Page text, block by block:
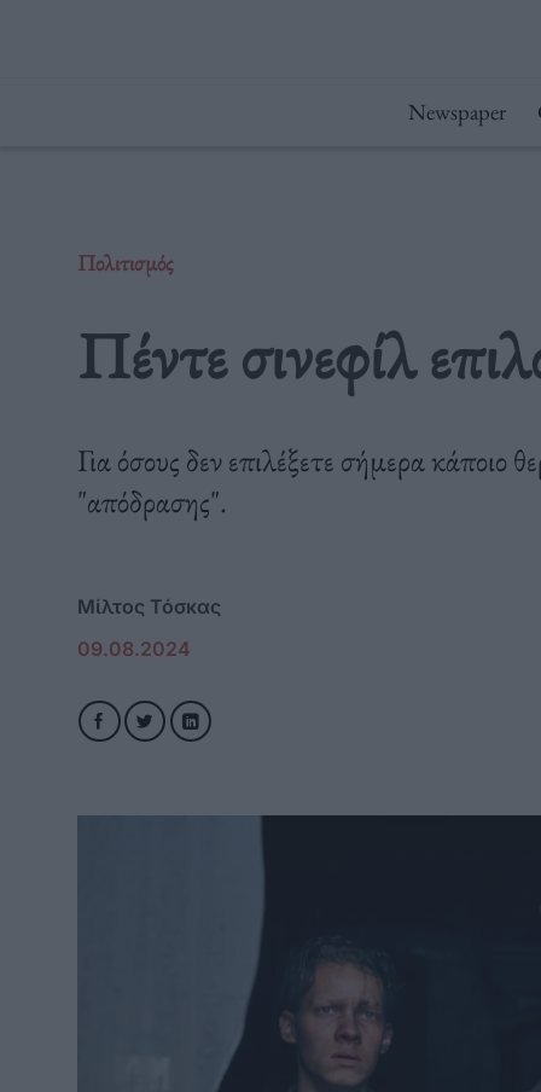
Newspaper
Πολιτισμός
Πέντε σινεφίλ
Για όσους δεν επιλέξετε σήμερα κάποιο
"απόδρασης".
Μίλτος Τόσκας
09.08.2024